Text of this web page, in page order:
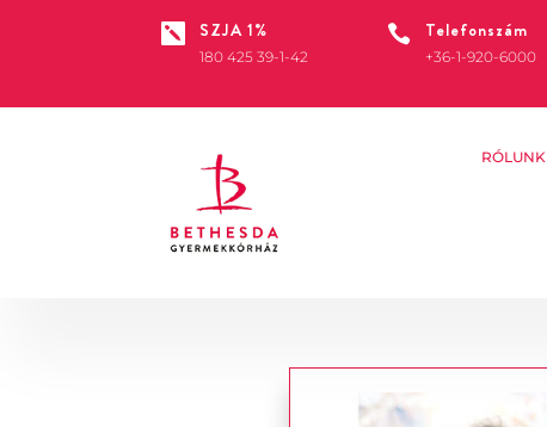
 SZJA 1%
180 425 39-1-42
 Telefonszám
+36-1-920-6000
RÓLUNK